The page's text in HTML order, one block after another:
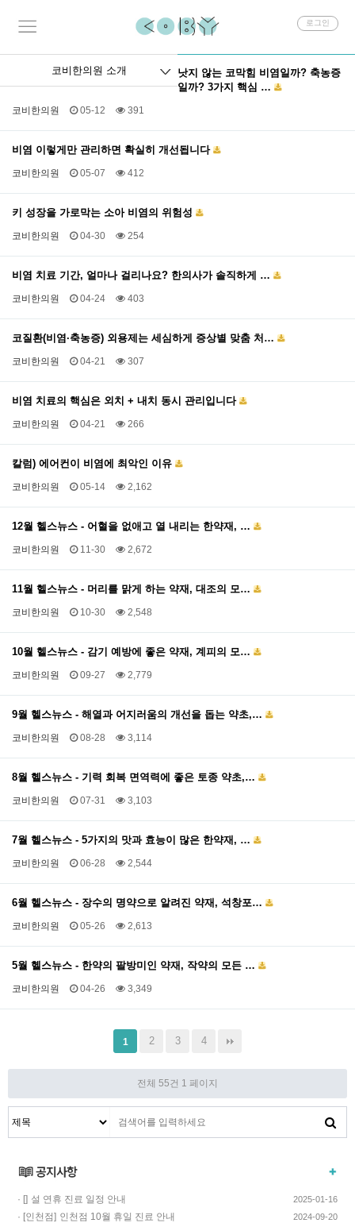
회
인
로그인
코비한의원 소개
낫지 않는 코막힘 비염일까? 축농증
일까? 3가지 핵심 …
코비한의원 05-12 391
비염 이렇게만 관리하면 확실히 개선됩니다
코비한의원 05-07 412
키 성장을 가로막는 소아 비염의 위험성
코비한의원 04-30 254
비염 치료 기간, 얼마나 걸리나요? 한의사가 솔직하게 …
코비한의원 04-24 403
코질환(비염·축농증) 외용제는 세심하게 증상별 맞춤 처…
코비한의원 04-21 307
비염 치료의 핵심은 외치 + 내치 동시 관리입니다
코비한의원 04-21 266
칼럼) 에어컨이 비염에 최악인 이유
코비한의원 05-14 2,162
12월 헬스뉴스 - 어혈을 없애고 열 내리는 한약재, …
코비한의원 11-30 2,672
11월 헬스뉴스 - 머리를 맑게 하는 약재, 대조의 모…
코비한의원 10-30 2,548
10월 헬스뉴스 - 감기 예방에 좋은 약재, 계피의 모…
코비한의원 09-27 2,779
9월 헬스뉴스 - 해열과 어지러움의 개선을 돕는 약초,…
코비한의원 08-28 3,114
8월 헬스뉴스 - 기력 회복 면역력에 좋은 토종 약초,…
코비한의원 07-31 3,103
7월 헬스뉴스 - 5가지의 맛과 효능이 많은 한약재, …
코비한의원 06-28 2,544
6월 헬스뉴스 - 장수의 명약으로 알려진 약재, 석창포…
코비한의원 05-26 2,613
5월 헬스뉴스 - 한약의 팔방미인 약재, 작약의 모든 …
코비한의원 04-26 3,349
1 2 3 4
전체 55건 1 페이지
· [] 설 연휴 진료 일정 안내 2025-01-16
· [인천점] 인천점 10월 휴일 진료 안내 2024-09-20